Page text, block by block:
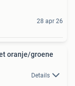
28 apr 26
oranje/groene
Details